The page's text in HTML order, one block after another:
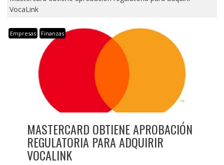
VocaLink
Empresas Finanzas
MASTERCARD OBTIENE APROBACIÓN
REGULATORIA PARA ADQUIRIR
VOCALINK